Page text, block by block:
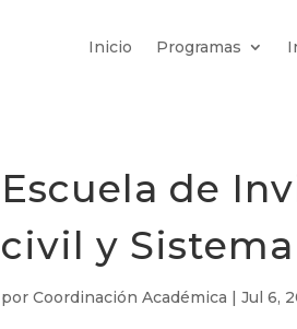
Inicio Programas
Escuela de
civil y
porCoordinación Académica |Jul 6,